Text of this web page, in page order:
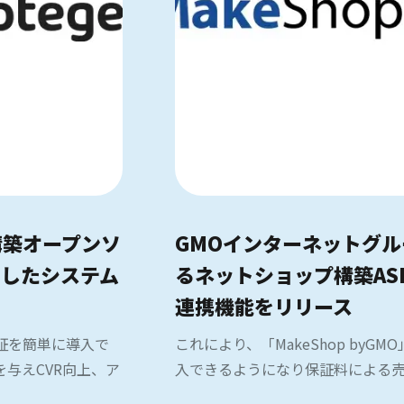
オープンソ
たシステム
を簡単に導入で
えCVR向上、ア
GMOインターネットグ
るネットショップ構築
連携機能をリリース
これにより、「MakeShop
入できるようになり保証料による